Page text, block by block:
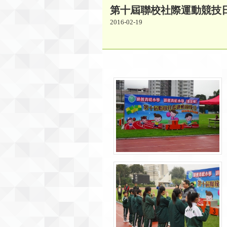
第十屆聯校社際運動競技
2016-02-19